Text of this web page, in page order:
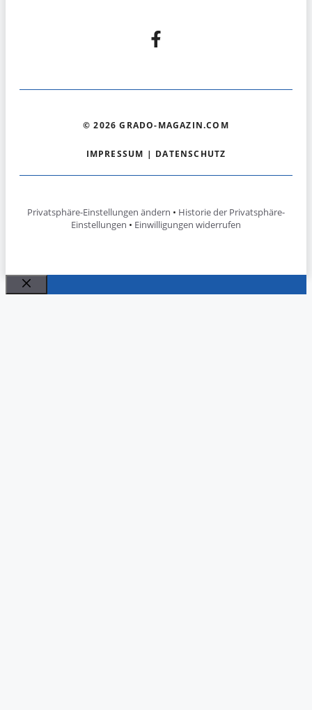
© 2026 GRADO-MAGAZIN.COM
IMPRESSUM | DATENSCHUTZ
Privatsphäre-Einstellungen ändern • Historie der Privatsphäre-
Einstellungen • Einwilligungen widerrufen
Schließen